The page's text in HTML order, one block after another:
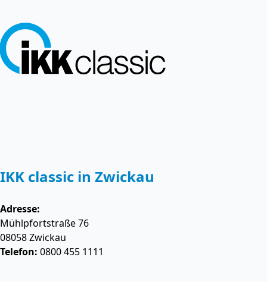
IKK classic in Zwickau
Adresse:
Mühlpfortstraße 76
08058Zwickau
Telefon: 0800 455 1111